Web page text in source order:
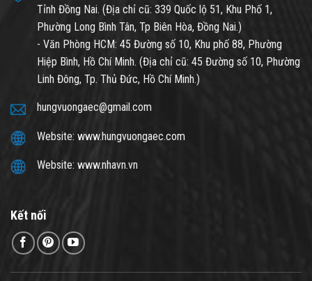
Tỉnh Đồng Nai. (Địa chỉ cũ: 339 Quốc lộ 51, Khu Phố 1,
Phường Long Bình Tân, Tp Biên Hòa, Đồng Nai.)
- Văn Phòng HCM: 45 Đường số 10, Khu phố 88, Phường
Hiệp Bình, Hồ Chí Minh. (Địa chỉ cũ: 45 Đường số 10, Phường
Linh Đông, Tp. Thủ Đức, Hồ Chí Minh.)
hungvuongaec@gmail.com
Website: www.hungvuongaec.com
Website: www.nhavn.vn
Kết nối